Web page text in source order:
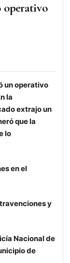
operativo
un operativo
la
extrajo un
que la
lo
en el
y
Nacional de
de